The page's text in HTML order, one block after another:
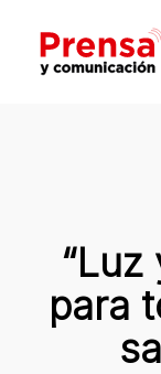
main
“Luz
para